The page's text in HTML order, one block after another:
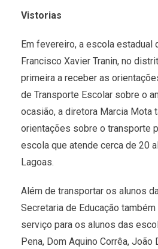
Vistorias
Em fevereiro, a escola estadual
Francisco Xavier Tranin, no
primeira a receber as
de Transporte Escolar sobre o
ocasião, a diretora Marcia Mota
orientações sobre o transporte
escola que atende cerca de 20
Lagoas.
Além de transportar os alunos
Secretaria de Educação
serviço para os alunos das
Pena, Dom Aquino Corrêa, João